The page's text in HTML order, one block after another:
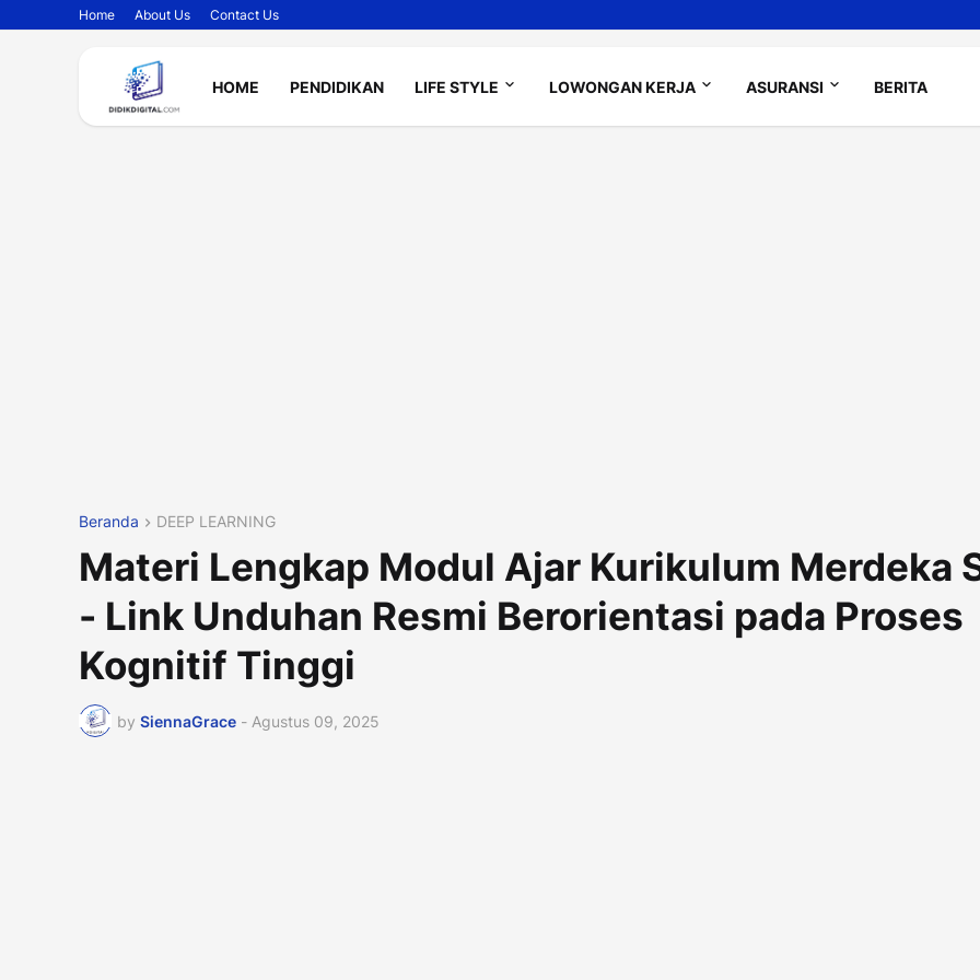
Home About Us Contact Us
HOME PENDIDIKAN LIFE STYLE LOWONGAN KERJA ASURANSI BERITA
Beranda DEEP LEARNING
Materi Lengkap Modul Ajar Kurikulum Merdeka
- Link Unduhan Resmi Berorientasi pada Proses
Kognitif Tinggi
by SiennaGrace - Agustus 09, 2025